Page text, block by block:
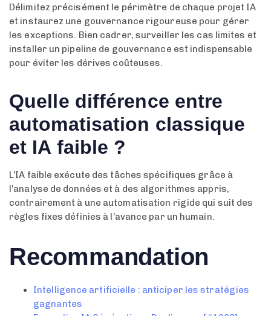
Délimitez précisément le périmètre de chaque projet IA
et instaurez une gouvernance rigoureuse pour gérer
les exceptions. Bien cadrer, surveiller les cas limites et
installer un pipeline de gouvernance est indispensable
pour éviter les dérives coûteuses.
Quelle différence entre
automatisation classique
et IA faible ?
L’IA faible exécute des tâches spécifiques grâce à
l’analyse de données et à des algorithmes appris,
contrairement à une automatisation rigide qui suit des
règles fixes définies à l’avance par un humain.
Recommandation
Intelligence artificielle : anticiper les stratégies
gagnantes